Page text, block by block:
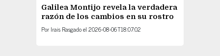
Galilea Montijo revela la verdadera
razón de los cambios en su rostro
Por Irais Rasgadoel 2026-08-06T18:07:02